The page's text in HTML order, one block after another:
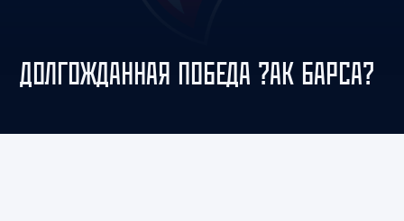
ДОЛГОЖДАННАЯ ПОБЕДА ?АК БАРСА?